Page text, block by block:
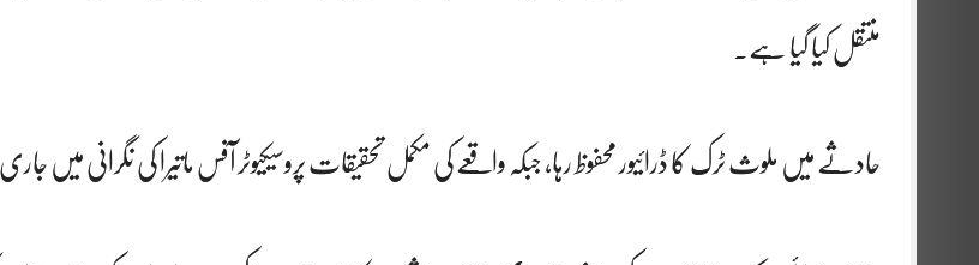
منتقل کیا گیا ہے۔
حادثے میں ملوث ٹرک کا ڈرائیور محفوظ رہا، جبکہ واقعے کی مکمل تحقیقات پروسیکیوٹر آفس ماتیرا کی نگرانی میں